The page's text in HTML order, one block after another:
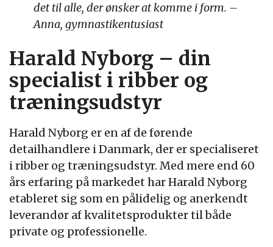
det til alle, der ønsker at komme i form. –
Anna, gymnastikentusiast
Harald Nyborg – din
specialist i ribber og
træningsudstyr
Harald Nyborg er en af de førende
detailhandlere i Danmark, der er specialiseret
i ribber og træningsudstyr. Med mere end 60
års erfaring på markedet har Harald Nyborg
etableret sig som en pålidelig og anerkendt
leverandør af kvalitetsprodukter til både
private og professionelle.